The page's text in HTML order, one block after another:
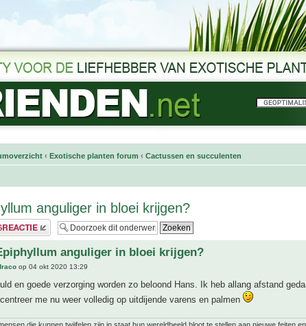
‹ Exotische planten forum ‹ Cactussen en succulenten
anguliger in bloei krijgen?
reactie
anguliger in bloei krijgen?
op 04 okt 2020 13:29
en goede verzorging worden zo beloond Hans. Ik heb allang afstand
me nu weer volledig op uitdijende varens en palmen